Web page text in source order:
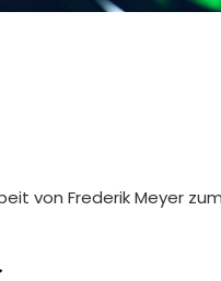
von Frederik Meyer